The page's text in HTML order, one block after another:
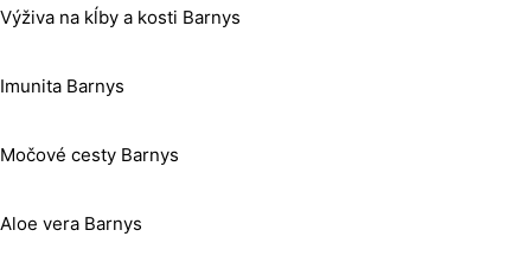
Výživa na kĺby a kosti Barnys
Imunita Barnys
Močové cesty Barnys
Aloe vera Barnys